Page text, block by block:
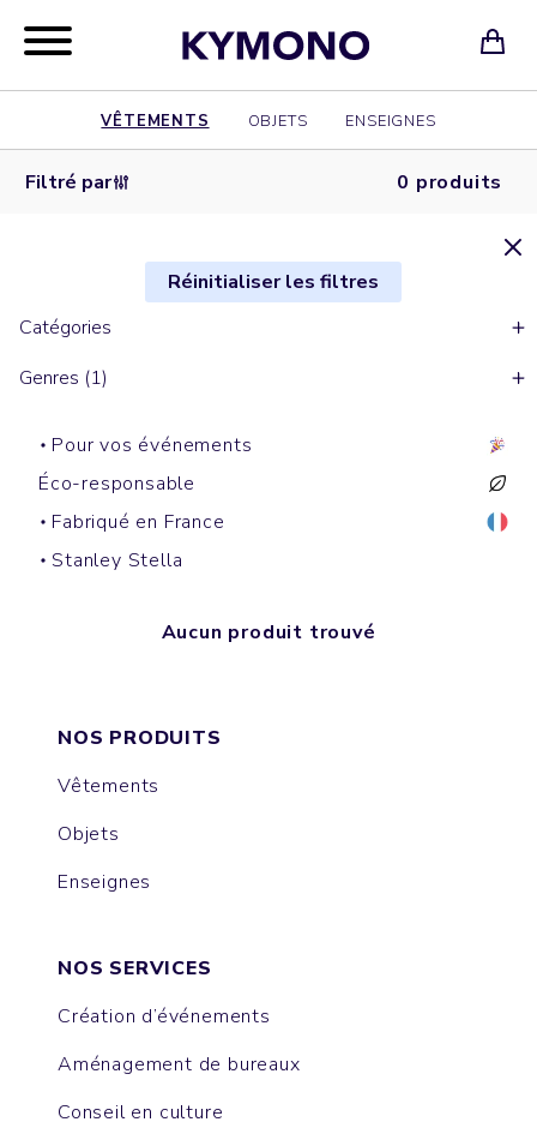
VÊTEMENTS OBJETS ENSEIGNES
Filtré par 0 produits
Réinitialiser les filtres
Catégories
Genres (1)
Pour vos événements
Éco-responsable
Fabriqué en France
Stanley Stella
Aucun produit trouvé
NOS PRODUITS
Vêtements
Objets
Enseignes
NOS SERVICES
Création d’événements
Aménagement de bureaux
Conseil en culture